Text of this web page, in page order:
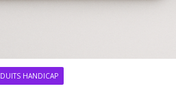
HANDICAP